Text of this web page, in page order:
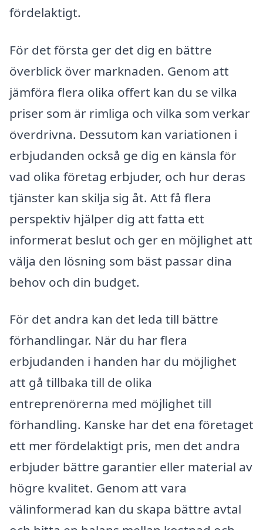
fördelaktigt.
För det första ger det dig en bättre
överblick över marknaden. Genom att
jämföra flera olika offert kan du se vilka
priser som är rimliga och vilka som verkar
överdrivna. Dessutom kan variationen i
erbjudanden också ge dig en känsla för
vad olika företag erbjuder, och hur deras
tjänster kan skilja sig åt. Att få flera
perspektiv hjälper dig att fatta ett
informerat beslut och ger en möjlighet att
välja den lösning som bäst passar dina
behov och din budget.
För det andra kan det leda till bättre
förhandlingar. När du har flera
erbjudanden i handen har du möjlighet
att gå tillbaka till de olika
entreprenörerna med möjlighet till
förhandling. Kanske har det ena företaget
ett mer fördelaktigt pris, men det andra
erbjuder bättre garantier eller material av
högre kvalitet. Genom att vara
välinformerad kan du skapa bättre avtal